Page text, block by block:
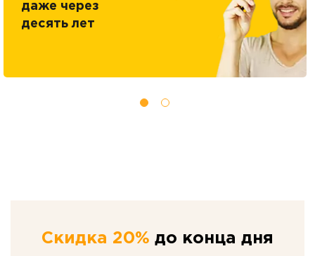
даже через
десять лет
Скидка 20% до конца дня